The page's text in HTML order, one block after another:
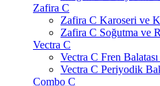
Zafira C
Zafira C Karoseri ve
Zafira C Soğutma ve
Vectra C
Vectra C Fren
Vectra C Periyodik
Combo C